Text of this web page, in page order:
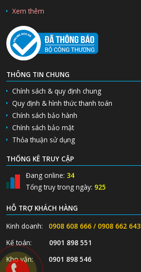
Xem thêm
THÔNG TIN CHUNG
Chính sách & quy định chung
Quy định & hình thức thanh toán
Chính sách bảo hành
Chính sách bảo mật
Thỏa thuận sử dụng
THỐNG KÊ TRUY CẬP
Đang online: 34
Tổng truy trong ngày: 925
HỖ TRỢ KHÁCH HÀNG
Kinh doanh:
0908 608 666 / 0908 662 643
Kế toán: 0901 898 551
Kho vận: 0901 898 546